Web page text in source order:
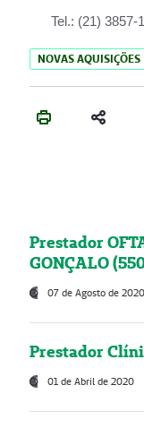
Tel.: (21) 3857-
NOVAS AQUISIÇÕES
Prestador
GONÇALO
07 de Agosto de 2020
Prestador
01 de Abril de 2020